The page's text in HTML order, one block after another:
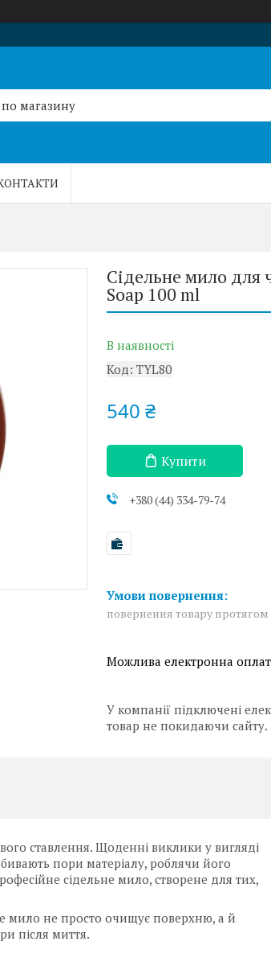
Сідельне мило для
Soap 100 ml
В наявності
Код: TYL80
540 ₴
Купити
+380 (44) 334-79-74
повернення товару протягом
У компанії підключені
товар не покидаючи сайту.
ставлення. Щоденні виклики у вигляді
пори матеріалу, роблячи його
сідельне мило, створене для тих,
мило не просто очищує поверхню, а й
після миття.